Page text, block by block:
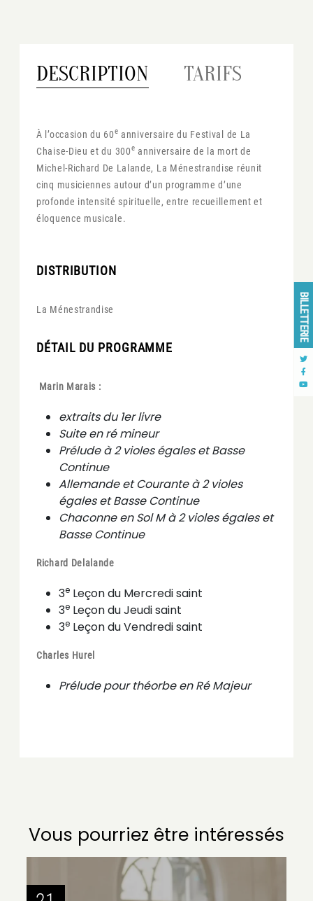
BILLETTERIE
DESCRIPTION TARIFS
À l’occasion du 60e anniversaire du Festival de La
Chaise-Dieu et du 300e anniversaire de la mort de
Michel-Richard De Lalande, La Ménestrandise réunit
cinq musiciennes autour d’un programme d’une
profonde intensité spirituelle, entre recueillement et
éloquence musicale.
DISTRIBUTION
La Ménestrandise
DÉTAIL DU PROGRAMME
Marin Marais :
extraits du 1er livre
Suite en ré mineur
Prélude à 2 violes égales et Basse
Continue
Allemande et Courante à 2 violes
égales et Basse Continue
Chaconne en Sol M à 2 violes égales et
Basse Continue
Richard Delalande
3e Leçon du Mercredi saint
3e Leçon du Jeudi saint
3e Leçon du Vendredi saint
Charles Hurel
Prélude pour théorbe en Ré Majeur
Vous pourriez être intéressés